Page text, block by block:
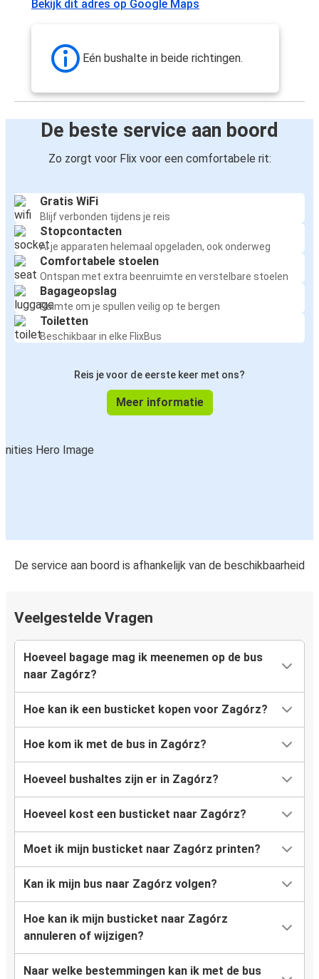
Bekijk dit adres op Google Maps
Eén bushalte in beide richtingen.
De beste service aan boord
Zo zorgt voor Flix voor een comfortabele rit:
Gratis WiFi
Blijf verbonden tijdens je reis
Stopcontacten
Al je apparaten helemaal opgeladen, ook onderweg
Comfortabele stoelen
Ontspan met extra beenruimte en verstelbare stoelen
Bagageopslag
Ruimte om je spullen veilig op te bergen
Toiletten
Beschikbaar in elke FlixBus
Reis je voor de eerste keer met ons?
Meer informatie
De service aan boord is afhankelijk van de beschikbaarheid
Veelgestelde Vragen
Hoeveel bagage mag ik meenemen op de bus
naar Zagórz?
Hoe kan ik een busticket kopen voor Zagórz?
Hoe kom ik met de bus in Zagórz?
Hoeveel bushaltes zijn er in Zagórz?
Hoeveel kost een busticket naar Zagórz?
Moet ik mijn busticket naar Zagórz printen?
Kan ik mijn bus naar Zagórz volgen?
Hoe kan ik mijn busticket naar Zagórz
annuleren of wijzigen?
Naar welke bestemmingen kan ik met de bus